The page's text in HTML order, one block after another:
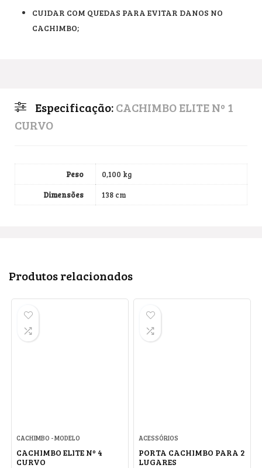
CUIDAR COM QUEDAS PARA EVITAR DANOS NO
CACHIMBO;
Especificação:CACHIMBO ELITE Nº 1
CURVO
Peso
0,100 kg
Dimensões
138 cm
Produtos relacionados
CACHIMBO - MODELO
CACHIMBO ELITE Nº 4
CURVO
ACESSÓRIOS
PORTA CACHIMBO PARA 2
LUGARES